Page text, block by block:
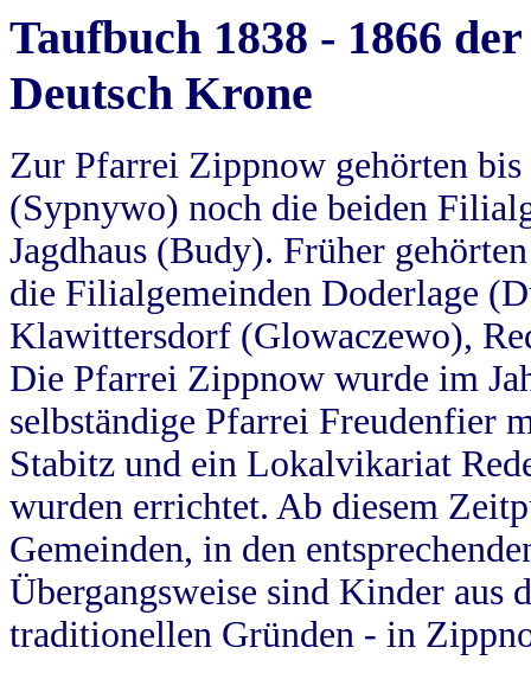
Taufbuch 1838 - 1866
Deutsch Krone
Zur Pfarrei Zippnow gehörten
(Sypnywo) noch die beiden
Jagdhaus (Budy). Früher
die Filialgemeinden Doderlage
Klawittersdorf (Glowaczewo),
Die Pfarrei Zippnow wurde im
selbständige Pfarrei Freudenfier
Stabitz und ein Lokalvikariat
wurden errichtet. Ab diesem
Gemeinden, in den
Übergangsweise sind Kinder aus
traditionellen Gründen - in